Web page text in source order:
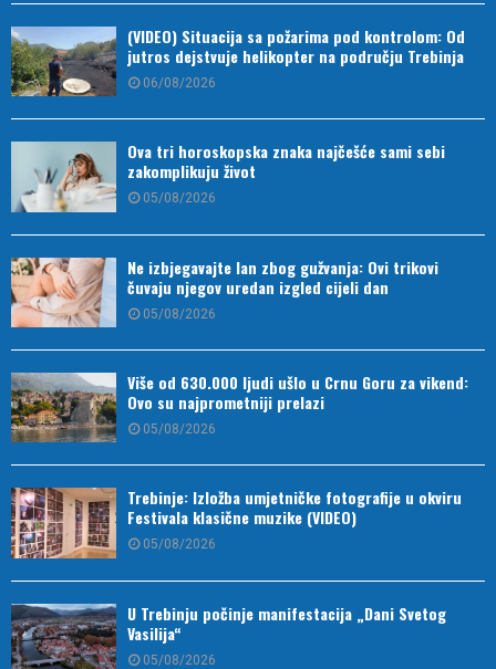
(VIDEO) Situacija sa požarima pod kontrolom: Od
jutros dejstvuje helikopter na području Trebinja
06/08/2026
Ova tri horoskopska znaka najčešće sami sebi
zakomplikuju život
05/08/2026
Ne izbjegavajte lan zbog gužvanja: Ovi trikovi
čuvaju njegov uredan izgled cijeli dan
05/08/2026
Više od 630.000 ljudi ušlo u Crnu Goru za vikend:
Ovo su najprometniji prelazi
05/08/2026
Trebinje: Izložba umjetničke fotografije u okviru
Festivala klasične muzike (VIDEO)
05/08/2026
U Trebinju počinje manifestacija „Dani Svetog
Vasilija“
05/08/2026